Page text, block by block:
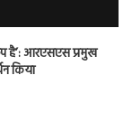
है’: आरएसएस प्रमुख
किया